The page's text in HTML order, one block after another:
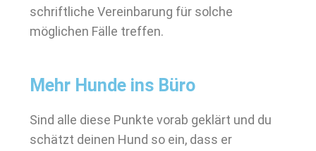
schriftliche Vereinbarung für solche
möglichen Fälle treffen.
Mehr Hunde ins Büro
Sind alle diese Punkte vorab geklärt und du
schätzt deinen Hund so ein, dass er